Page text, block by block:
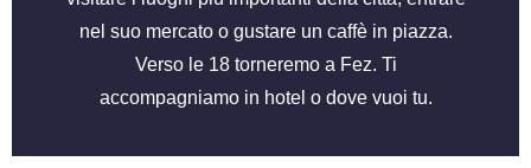
nel suo mercato o gustare un caffè in piazza.
Verso le 18 torneremo a Fez. Ti
accompagniamo in hotel o dove vuoi tu.